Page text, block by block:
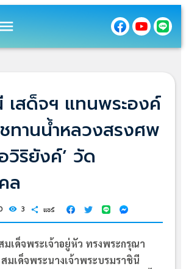
เสด็จฯ แทนพระองค์
ชทานน้ำหลวงสรงศพ
วิริยังค์’ วัด
ล
visibility 3 share แชร์
จพระเจ้าอยู่หัว ทรงพระกรุณา
สมเด็จพระนางเจ้าพระบรมราชินี